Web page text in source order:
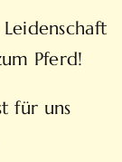
Pferd!
für uns